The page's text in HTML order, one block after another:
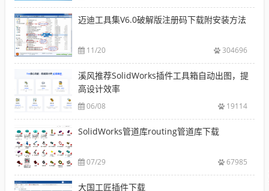
迈迪工具集V6.0破解版注册码下载附安装方法
11/20 304696
溪风推荐SolidWorks插件工具箱自动出图，提
高设计效率
06/08 19114
SolidWorks管道库routing管道库下载
07/29 67985
大国工匠插件下载